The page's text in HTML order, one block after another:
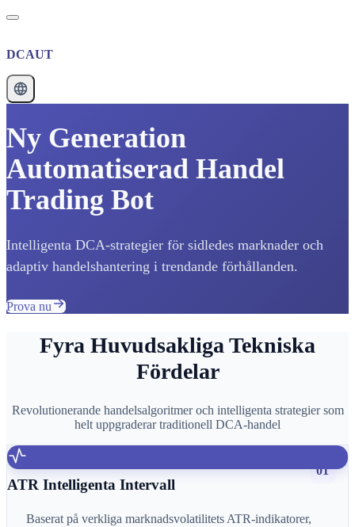
DCAUT
Ny Generation
Automatiserad Handel
Trading Bot
Intelligenta DCA-strategier för sidledes marknader och
adaptiv handelshantering i trendande förhållanden.
Prova nu
Fyra Huvudsakliga Tekniska
Fördelar
Revolutionerande handelsalgoritmer och intelligenta strategier som
helt uppgraderar traditionell DCA-handel
01
ATR Intelligenta Intervall
Baserat på verkliga marknadsvolatilitets ATR-indikatorer,